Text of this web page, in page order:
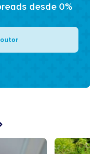
desde 0%